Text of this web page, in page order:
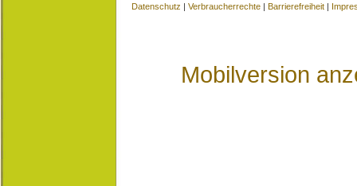
Datenschutz | Verbraucherrechte | Barrierefreiheit |
Mobilversion